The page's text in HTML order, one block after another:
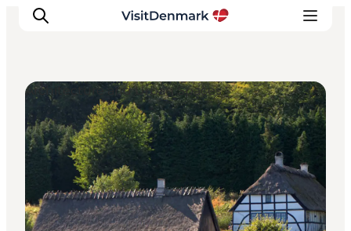
Ispirazioni
Dove andare
Cosa fare
Dove dormire
Pianifica il viaggio
Architecture and Urban Spaces